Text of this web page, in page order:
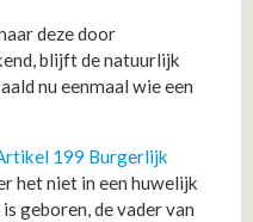
deze door
blijft de natuurlijk
nu eenmaal wie een
199 Burgerlijk
het niet in een huwelijk
geboren, de vader van